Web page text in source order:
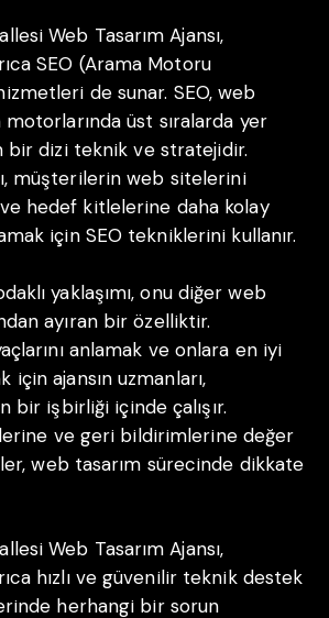
Web Tasarım Ajansı,
SEO (Arama Motoru
de sunar. SEO, web
üst sıralarda yer
bir dizi teknik ve stratejidir.
müşterilerin web sitelerini
hedef kitlelerine daha kolay
için SEO tekniklerini kullanır.
yaklaşımı, onu diğer web
ayıran bir özelliktir.
anlamak ve onlara en iyi
için ajansın uzmanları,
bir işbirliği içinde çalışır.
ve geri bildirimlerine değer
web tasarım sürecinde dikkate
Web Tasarım Ajansı,
hızlı ve güvenilir teknik destek
herhangi bir sorun